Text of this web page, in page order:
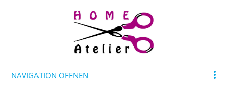
NAVIGATION ÖFFNEN